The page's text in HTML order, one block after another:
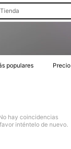
populares Precio
hay coincidencias
inténtelo de nuevo.